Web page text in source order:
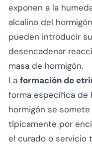
exponen a la
alcalino del
pueden introducir
desencadenar
masa de hormigón.
La formación de
forma específica de
hormigón se
típicamente por
el curado o servicio